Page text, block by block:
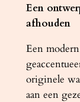
lEen
afhouden
Een
originele
aan een